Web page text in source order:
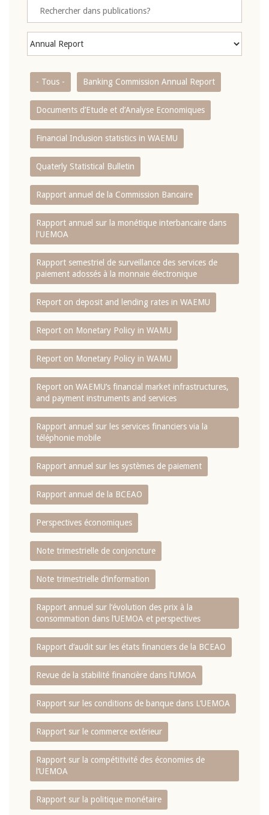
- Tous - Banking Commission Annual Report
Documents d’Etude et d’Analyse Economiques
Financial Inclusion statistics in WAEMU
Quaterly Statistical Bulletin
Rapport annuel de la Commission Bancaire
Rapport annuel sur la monétique interbancaire dans
l'UEMOA
Rapport semestriel de surveillance des services de
paiement adossés à la monnaie électronique
Report on deposit and lending rates in WAEMU
Report on Monetary Policy in WAMU
Report on Monetary Policy in WAMU
Report on WAEMU’s financial market infrastructures,
and payment instruments and services
Rapport annuel sur les services financiers via la
téléphonie mobile
Rapport annuel sur les systèmes de paiement
Rapport annuel de la BCEAO
Perspectives économiques
Note trimestrielle de conjoncture
Note trimestrielle d‘information
Rapport annuel sur l‘évolution des prix à la
consommation dans l‘UEMOA et perspectives
Rapport d‘audit sur les états financiers de la BCEAO
Revue de la stabilité financière dans l‘UMOA
Rapport sur les conditions de banque dans L‘UEMOA
Rapport sur le commerce extérieur
Rapport sur la compétitivité des économies de
l‘UEMOA
Rapport sur la politique monétaire